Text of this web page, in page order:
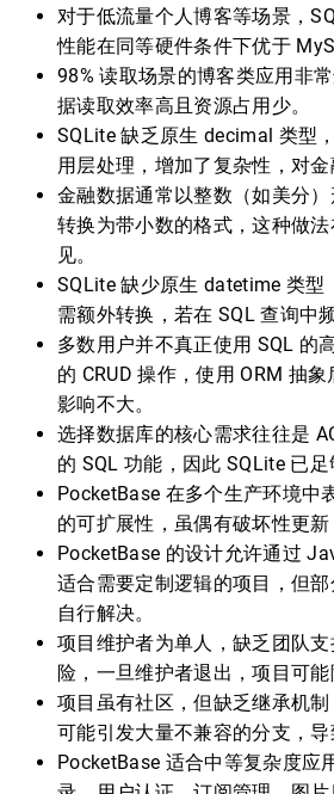
对于低流量个人博客等场景，
性能在同等硬件条件下优于
98% 读取场景的博客类应用非
据读取效率高且资源占用少。
SQLite 缺乏原生 decimal 类型
用层处理，增加了复杂性，对金
金融数据通常以整数（如美分
转换为带小数的格式，这种做
见。
SQLite 缺少原生 datetime 类型
需额外转换，若在 SQL 查询中
多数用户并不真正使用 SQL 的
的 CRUD 操作，使用 ORM 抽
影响不大。
选择数据库的核心需求往往是
的 SQL 功能，因此 SQLite 已足
PocketBase 在多个生产环境中
的可扩展性，虽偶有破坏性更新
PocketBase 的设计允许通过
适合需要定制逻辑的项目，但
自行解决。
项目维护者为单人，缺乏团队
险，一旦维护者退出，项目可能
项目虽有社区，但缺乏继承机制
可能引发大量不兼容的分支，导
PocketBase 适合中等复杂度应